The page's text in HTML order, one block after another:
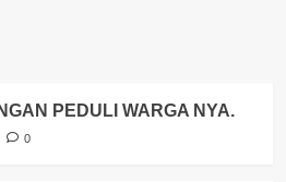
PEDULI WARGA NYA.
0